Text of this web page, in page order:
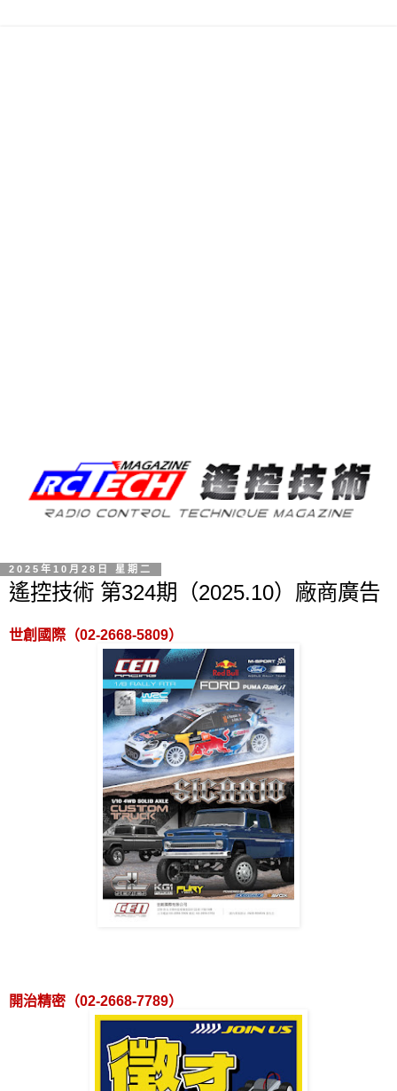
2025年10月28日 星期二
遙控技術 第324期（2025.10）廠商廣告
世創國際（02-2668-5809）
開治精密（02-2668-7789）